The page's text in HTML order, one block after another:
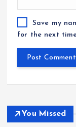
Save my
for the next
You Missed